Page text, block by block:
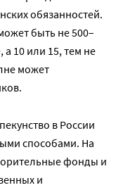
обязанностей.
быть не 500–
10 или 15, тем не
может
в России
способами. На
фонды и
и